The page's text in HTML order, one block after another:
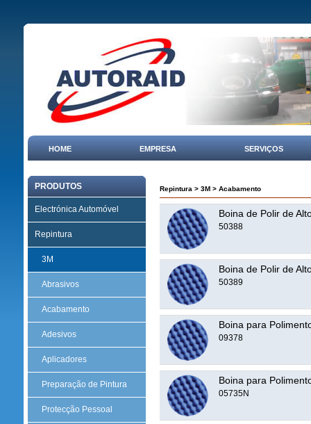
HOME EMPRESA SERVIÇOS
PRODUTOS
Electrónica Automóvel
Repintura
3M
Abrasivos
Acabamento
Adesivos
Aplicadores
Preparação de Pintura
Protecção Pessoal
Repintura > 3M > Acabamento
Boina de Polir de
50388
Boina de Polir de
50389
Boina para
09378
Boina para
05735N